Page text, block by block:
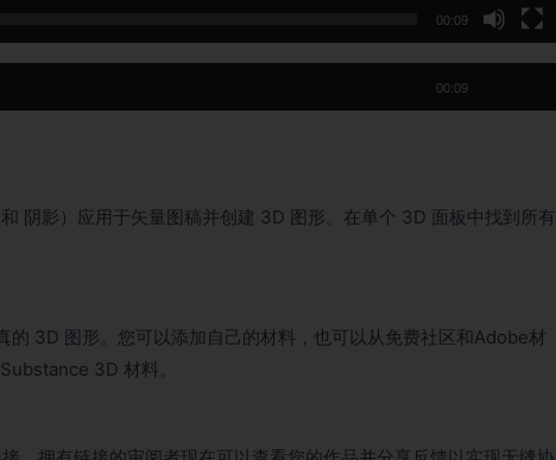
00:09
00:09
阴影）应用于矢量图稿并创建 3D 图形。在单个 3D 面板中找到所有
3D 图形。您可以添加自己的材料，也可以从免费社区和Adobe材
3D 材料。